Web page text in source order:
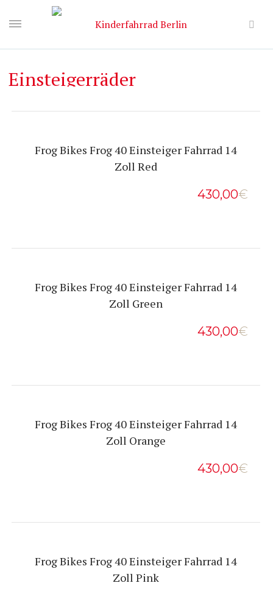
Einsteigerräder
Frog Bikes Frog 40 Einsteiger Fahrrad 14
Zoll Red
430,00€
Frog Bikes Frog 40 Einsteiger Fahrrad 14
Zoll Green
430,00€
Frog Bikes Frog 40 Einsteiger Fahrrad 14
Zoll Orange
430,00€
Frog Bikes Frog 40 Einsteiger Fahrrad 14
Zoll Pink